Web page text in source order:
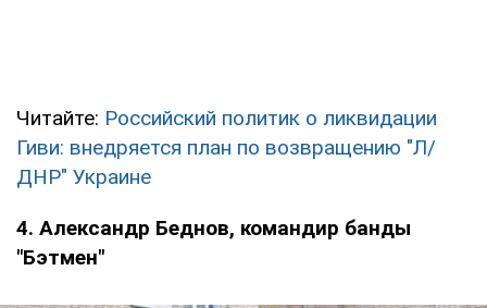
Читайте: Российский политик о ликвидации
Гиви: внедряется план по возвращению "Л/
ДНР" Украине
4. Александр Беднов, командир банды
"Бэтмен"